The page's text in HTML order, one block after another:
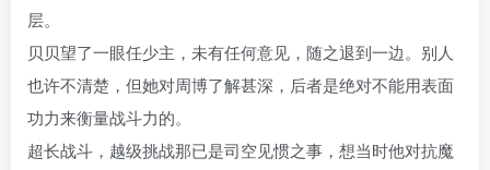
层。
贝贝望了一眼任少主，未有任何意见，随之退到一边。别人
也许不清楚，但她对周博了解甚深，后者是绝对不能用表面
功力来衡量战斗力的。
超长战斗，越级挑战那已是司空见惯之事，想当时他对抗魔